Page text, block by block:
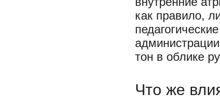
как правило,
тон в облике
Что же